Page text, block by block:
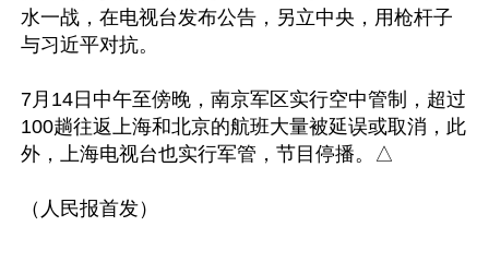
水一战，在电视台发布公告，另立中央，用枪杆子
与习近平对抗。
7月14日中午至傍晚，南京军区实行空中管制，超过
100趟往返上海和北京的航班大量被延误或取消，此
外，上海电视台也实行军管，节目停播。△